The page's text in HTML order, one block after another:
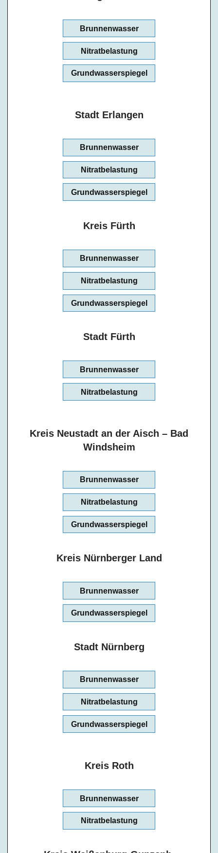
Brunnenwasser
Nitratbelastung
Grundwasserspiegel
Stadt Erlangen
Brunnenwasser
Nitratbelastung
Grundwasserspiegel
Kreis Fürth
Brunnenwasser
Nitratbelastung
Grundwasserspiegel
Stadt Fürth
Brunnenwasser
Nitratbelastung
Kreis Neustadt an der Aisch – Bad
Windsheim
Brunnenwasser
Nitratbelastung
Grundwasserspiegel
Kreis Nürnberger Land
Brunnenwasser
Grundwasserspiegel
Stadt Nürnberg
Brunnenwasser
Nitratbelastung
Grundwasserspiegel
Kreis Roth
Brunnenwasser
Nitratbelastung